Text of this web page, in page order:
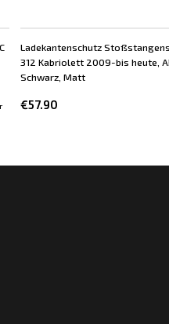
Ladekantenschutz
312 Kabriolett 2009-bis heute,
Schwarz, Matt
€57.90